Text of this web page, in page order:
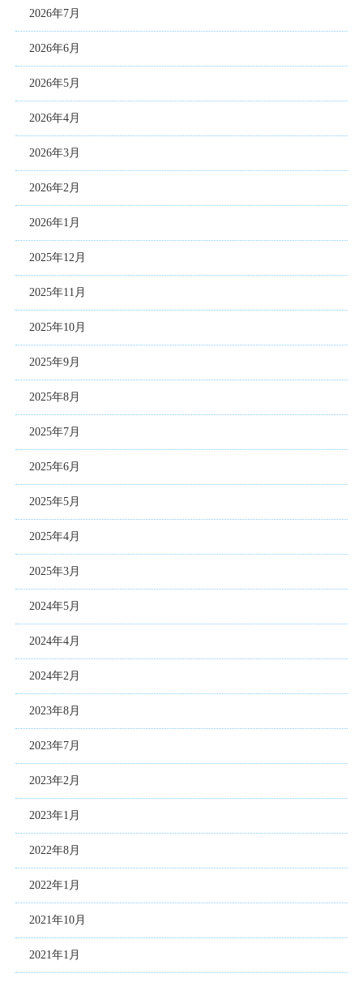
2026年7月
2026年6月
2026年5月
2026年4月
2026年3月
2026年2月
2026年1月
2025年12月
2025年11月
2025年10月
2025年9月
2025年8月
2025年7月
2025年6月
2025年5月
2025年4月
2025年3月
2024年5月
2024年4月
2024年2月
2023年8月
2023年7月
2023年2月
2023年1月
2022年8月
2022年1月
2021年10月
2021年1月